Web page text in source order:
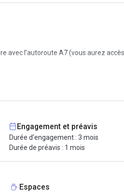
avec l'autoroute A7 (vous aurez
de prestataire ménage, internet,
accès salle de réunion, coin
Engagement et préavis
Durée d'engagement : 3 mois
Durée de préavis : 1 mois
Espaces